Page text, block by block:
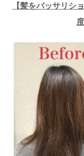
【髪をバッサリシ